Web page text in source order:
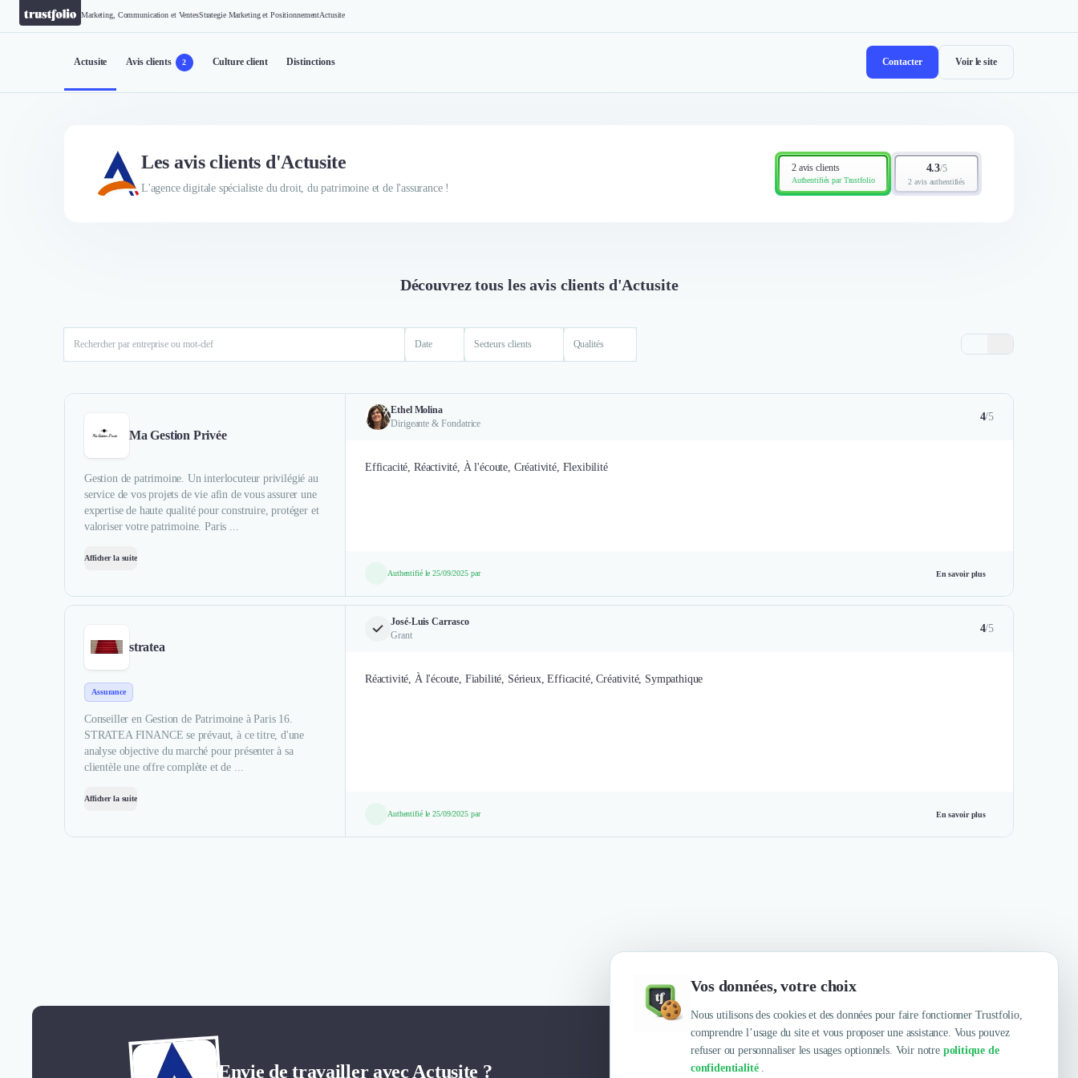
Vos données, votre choix
Nous utilisons des cookies et des données pour faire fonctionner Trustfolio,
comprendre l’usage du site et vous proposer une assistance. Vous pouvez
refuser ou personnaliser les usages optionnels. Voir notre politique de
confidentialité.
Marketing, Communication et VentesStrategie Marketing et PositionnementActusite
Contacter Voir le site
Actusite Avis clients 2 Culture client Distinctions
Les avis clients d'Actusite
L'agence digitale spécialiste du droit, du patrimoine et de l'assurance !
2 avis clients
Authentifiés par Trustfolio
4.3/5
2 avis authentifiés
Découvrez tous les avis clients d'Actusite
Date Secteurs clients Qualités
Ma Gestion Privée
Gestion de patrimoine. Un interlocuteur privilégié au
service de vos projets de vie afin de vous assurer une
expertise de haute qualité pour construire, protéger et
valoriser votre patrimoine. Paris ...
Afficher la suite
Ethel Molina
Dirigeante & Fondatrice
4/5
Efficacité, Réactivité, À l'écoute, Créativité, Flexibilité
Authentifié le 25/09/2025 par En savoir plus
stratea
Assurance
Conseiller en Gestion de Patrimoine à Paris 16.
STRATEA FINANCE se prévaut, à ce titre, d'une
analyse objective du marché pour présenter à sa
clientèle une offre complète et de ...
Afficher la suite
José-Luis Carrasco
Grant
4/5
Réactivité, À l'écoute, Fiabilité, Sérieux, Efficacité, Créativité, Sympathique
Authentifié le 25/09/2025 par En savoir plus
Envie de travailler avec Actusite ?